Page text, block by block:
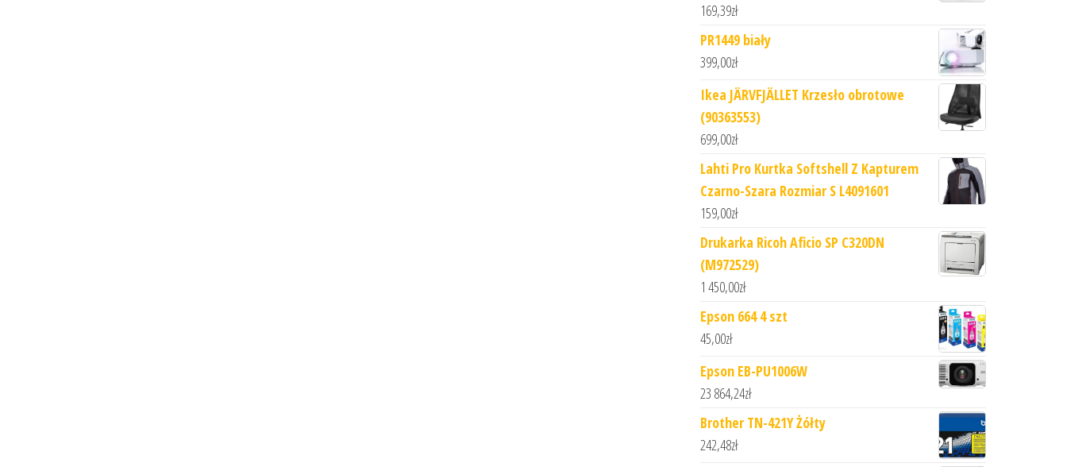
169,39zł
PR1449 biały
399,00zł
Ikea JÄRVFJÄLLET Krzesło obrotowe
(90363553)
699,00zł
Lahti Pro Kurtka Softshell Z Kapturem
Czarno-Szara Rozmiar S L4091601
159,00zł
Drukarka Ricoh Aficio SP C320DN
(M972529)
1 450,00zł
Epson 664 4 szt
45,00zł
Epson EB-PU1006W
23 864,24zł
Brother TN-421Y Żółty
242,48zł